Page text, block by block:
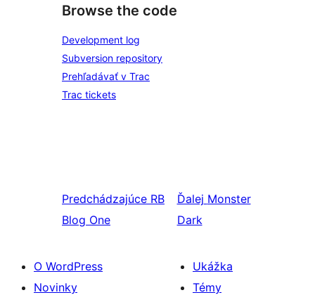
Browse the code
Development log
Subversion repository
Prehľadávať v Trac
Trac tickets
Predchádzajúce RB
Blog One
Ďalej Monster
Dark
O WordPress
Novinky
Ukážka
Témy